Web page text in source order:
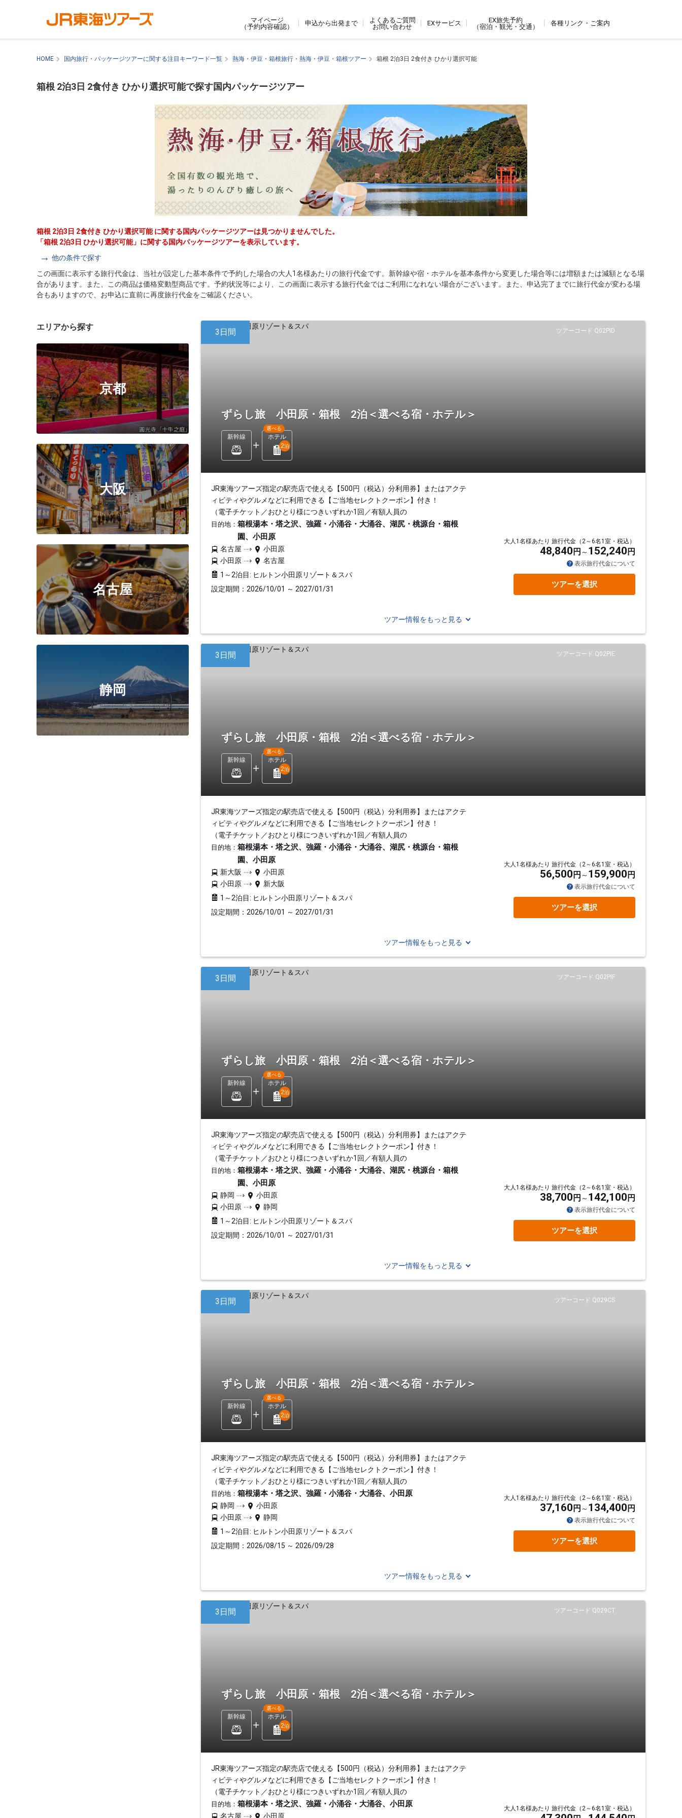
マイページ
（予約内容確認）
申込から出発まで
よくあるご質問
お問い合わせ
EXサービス
EX旅先予約
（宿泊・観光・交通）
各種リンク・ご案内
HOME 国内旅行・パッケージツアーに関する注目キーワード一覧 熱海・伊豆・箱根旅行・熱海・伊豆・箱根ツアー 箱根 2泊3日 2食付き ひかり選択可能
箱根 2泊3日 2食付き ひかり選択可能で探す国内パッケージツアー
箱根 2泊3日 2食付き ひかり選択可能 に関する国内パッケージツアーは見つかりませんでした。
「箱根 2泊3日 ひかり選択可能」に関する国内パッケージツアーを表示しています。
他の条件で探す
この画面に表示する旅行代金は、当社が設定した基本条件で予約した場合の大人1名様あたりの旅行代金です。新幹線や宿・ホテルを基本条件から変更した場合等には増額または減額となる場
合があります。また、この商品は価格変動型商品です。予約状況等により、この画面に表示する旅行代金ではご利用になれない場合がございます。また、申込完了までに旅行代金が変わる場
合もありますので、お申込に直前に再度旅行代金をご確認ください。
エリアから探す
京都
大阪
名古屋
静岡
ツアーコード Q02PID
3日間
ずらし旅 小田原・箱根 2泊＜選べる宿・ホテル＞
新幹線 ホテル
選べる
2泊
JR東海ツアーズ指定の駅売店で使える【500円（税込）分利用券】またはアクテ
ィビティやグルメなどに利用できる【ご当地セレクトクーポン】付き！
（電子チケット／おひとり様につきいずれか1回／有額人員の
目的地： 箱根湯本・塔之沢、強羅・小涌谷・大涌谷、湖尻・桃源台・箱根
園、小田原
名古屋
小田原
小田原
名古屋
1～2泊目: ヒルトン小田原リゾート＆スパ
設定期間：2026/10/01 ～ 2027/01/31
大人1名様あたり 旅行代金（2～6名1室・税込）
48,840 円 152,240 円
表示旅行代金について
ツアーを選択
ツアー情報をもっと見る
ツアーコード Q02PIE
3日間
ずらし旅 小田原・箱根 2泊＜選べる宿・ホテル＞
新幹線 ホテル
選べる
2泊
JR東海ツアーズ指定の駅売店で使える【500円（税込）分利用券】またはアクテ
ィビティやグルメなどに利用できる【ご当地セレクトクーポン】付き！
（電子チケット／おひとり様につきいずれか1回／有額人員の
目的地： 箱根湯本・塔之沢、強羅・小涌谷・大涌谷、湖尻・桃源台・箱根
園、小田原
新大阪
小田原
小田原
新大阪
1～2泊目: ヒルトン小田原リゾート＆スパ
設定期間：2026/10/01 ～ 2027/01/31
大人1名様あたり 旅行代金（2～6名1室・税込）
56,500 円 159,900 円
表示旅行代金について
ツアーを選択
ツアー情報をもっと見る
ツアーコード Q02PIF
3日間
ずらし旅 小田原・箱根 2泊＜選べる宿・ホテル＞
新幹線 ホテル
選べる
2泊
JR東海ツアーズ指定の駅売店で使える【500円（税込）分利用券】またはアクテ
ィビティやグルメなどに利用できる【ご当地セレクトクーポン】付き！
（電子チケット／おひとり様につきいずれか1回／有額人員の
目的地： 箱根湯本・塔之沢、強羅・小涌谷・大涌谷、湖尻・桃源台・箱根
園、小田原
静岡
小田原
小田原
静岡
1～2泊目: ヒルトン小田原リゾート＆スパ
設定期間：2026/10/01 ～ 2027/01/31
大人1名様あたり 旅行代金（2～6名1室・税込）
38,700 円 142,100 円
表示旅行代金について
ツアーを選択
ツアー情報をもっと見る
ツアーコード Q029CS
3日間
ずらし旅 小田原・箱根 2泊＜選べる宿・ホテル＞
新幹線 ホテル
選べる
2泊
JR東海ツアーズ指定の駅売店で使える【500円（税込）分利用券】またはアクテ
ィビティやグルメなどに利用できる【ご当地セレクトクーポン】付き！
（電子チケット／おひとり様につきいずれか1回／有額人員の
目的地： 箱根湯本・塔之沢、強羅・小涌谷・大涌谷、小田原
静岡
小田原
小田原
静岡
1～2泊目: ヒルトン小田原リゾート＆スパ
設定期間：2026/08/15 ～ 2026/09/28
大人1名様あたり 旅行代金（2～6名1室・税込）
37,160 円 134,400 円
表示旅行代金について
ツアーを選択
ツアー情報をもっと見る
ツアーコード Q029CT
3日間
ずらし旅 小田原・箱根 2泊＜選べる宿・ホテル＞
新幹線 ホテル
選べる
2泊
JR東海ツアーズ指定の駅売店で使える【500円（税込）分利用券】またはアクテ
ィビティやグルメなどに利用できる【ご当地セレクトクーポン】付き！
（電子チケット／おひとり様につきいずれか1回／有額人員の
目的地： 箱根湯本・塔之沢、強羅・小涌谷・大涌谷、小田原
名古屋 小田原
大人1名様あたり 旅行代金（2～6名1室・税込）